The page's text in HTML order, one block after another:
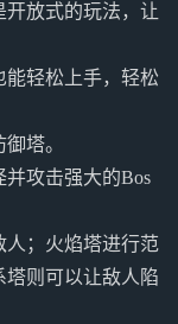
开放式的玩法，让
能轻松上手，轻松
塔。
攻击强大的Bos
人；火焰塔进行范
塔则可以让敌人陷